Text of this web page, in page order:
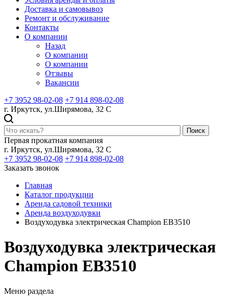
Доставка и самовывоз
Ремонт и обслуживание
Контакты
О компании
Назад
О компании
О компании
Отзывы
Вакансии
+7 3952 98-02-08 +7 914 898-02-08
г. Иркутск, ул.Ширямова, 32 С
Поиск
Первая прокатная компания
г. Иркутск, ул.Ширямова, 32 С
+7 3952 98-02-08 +7 914 898-02-08
Заказать звонок
Главная
Каталог продукции
Аренда садовой техники
Аренда воздуходувки
Воздуходувка электрическая Champion EB3510
Воздуходувка электрическая
Champion EB3510
Меню раздела